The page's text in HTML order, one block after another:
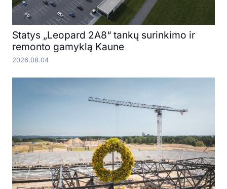
Statys „Leopard 2A8“ tankų surinkimo ir
remonto gamyklą Kaune
2026.08.04